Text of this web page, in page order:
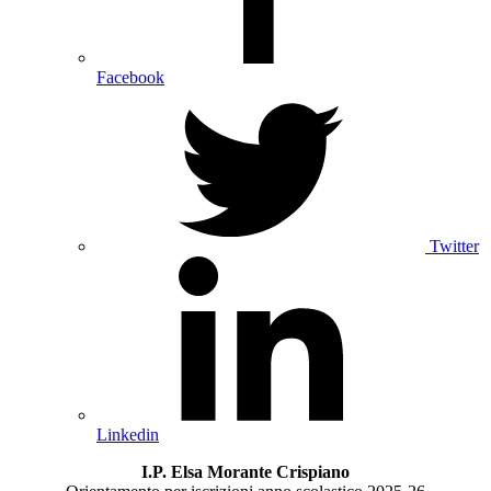
Facebook
Twitter
Linkedin
I.P. Elsa Morante Crispiano